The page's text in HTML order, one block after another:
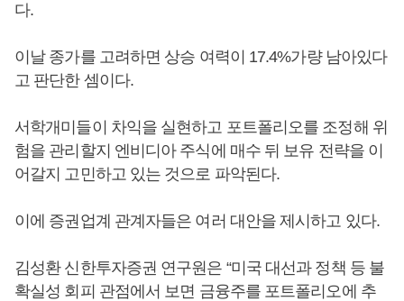
다.
이날 종가를 고려하면 상승 여력이 17.4%가량 남아있다
고 판단한 셈이다.
서학개미들이 차익을 실현하고 포트폴리오를 조정해 위
험을 관리할지 엔비디아 주식에 매수 뒤 보유 전략을 이
어갈지 고민하고 있는 것으로 파악된다.
이에 증권업계 관계자들은 여러 대안을 제시하고 있다.
김성환 신한투자증권 연구원은 “미국 대선과 정책 등 불
확실성 회피 관점에서 보면 금융주를 포트폴리오에 추